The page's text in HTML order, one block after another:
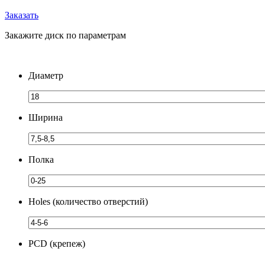
Заказать
Закажите диск по параметрам
Диаметр
Ширина
Полка
Holes (количество отверстий)
PCD (крепеж)